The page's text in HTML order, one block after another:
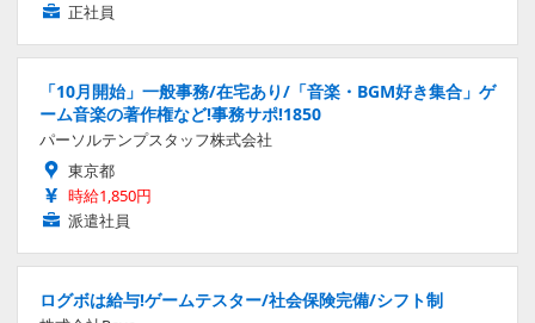
正社員
「10月開始」一般事務/在宅あり/「音楽・BGM好き集合」ゲ
ーム音楽の著作権など!事務サポ!1850
パーソルテンプスタッフ株式会社
東京都
時給1,850円
派遣社員
ログボは給与!ゲームテスター/社会保険完備/シフト制